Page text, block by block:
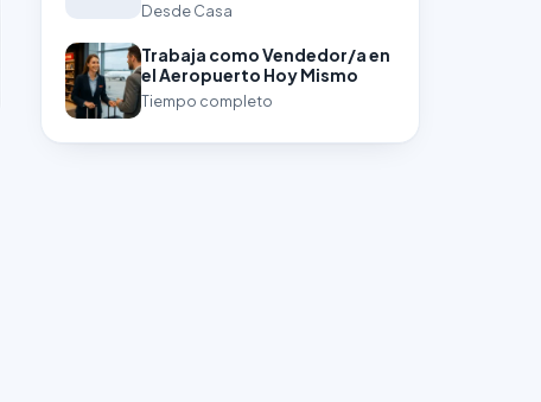
Desde Casa
Trabaja como Vendedor/a en
el Aeropuerto Hoy Mismo
Tiempo completo